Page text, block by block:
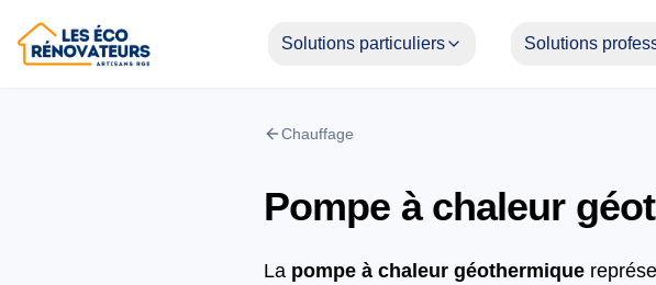
Solutions particuliers Solutions
Chauffage
Pompe à chaleur
La pompe à chaleur géothermique